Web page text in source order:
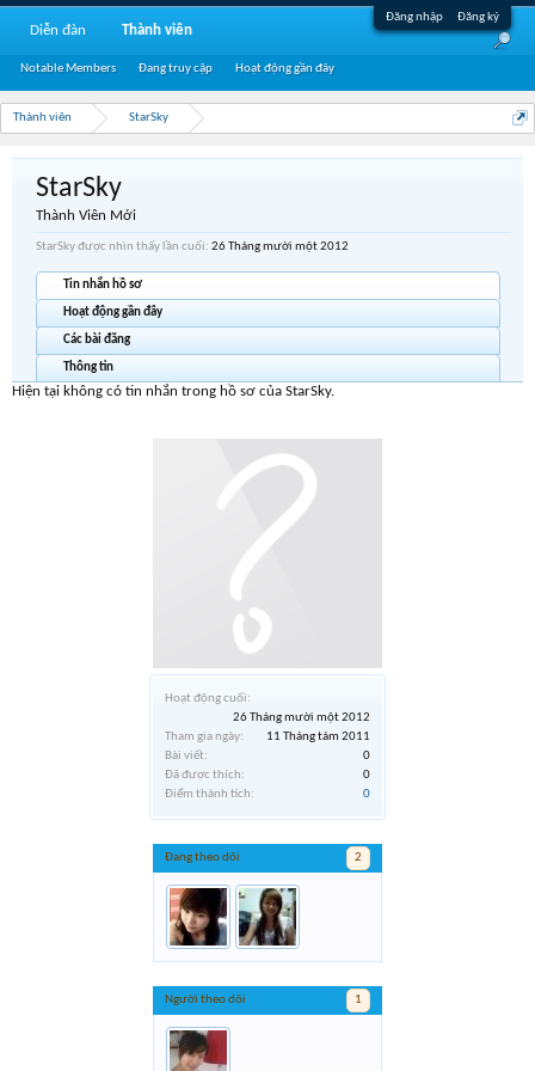
Đăng nhập Đăng ký
Thành viên StarSky
Hoạt động cuối:
26 Tháng mười một 2012
Tham gia ngày:
11 Tháng tám 2011
Bài viết:
0
Đã được thích:
0
Điểm thành tích:
0
Đang theo dõi 2
Người theo dõi 1
StarSky
Thành Viên Mới
StarSky được nhìn thấy lần cuối: 26 Tháng mười một 2012
Tin nhắn hồ sơ
Hoạt động gần đây
Các bài đăng
Thông tin
Hiện tại không có tin nhắn trong hồ sơ của StarSky.
Diễn đàn Thành viên
Notable Members Đang truy cập Hoạt động gần đây